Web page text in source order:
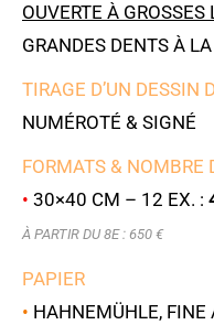
OUVERTE À GROSSES
GRANDES DENTS À
TIRAGE D’UN DESSIN
NUMÉROTÉ & SIGNÉ
FORMATS & NOMBRE
• 30×40 CM – 12 EX. :
À PARTIR DU 8E : 650 €
PAPIER
• HAHNEMÜHLE, FINE